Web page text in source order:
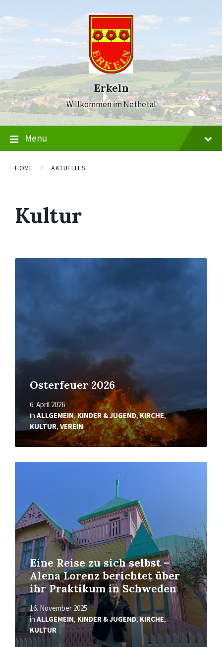
Erkeln
Willkommen im Nethetal
Menu
HOME AKTUELLES
Kultur
Osterfeuer 2026
6. April 2026
inALLGEMEIN,KINDER & JUGEND,KIRCHE,
KULTUR,VEREIN
Mehr
Eine Reise zu sich selbst –
Alena Lorenz berichtet über
ihr Praktikum in Schweden
16. November 2025
in ALLGEMEIN, KINDER & JUGEND,KIRCHE,
KULTUR
Mehr